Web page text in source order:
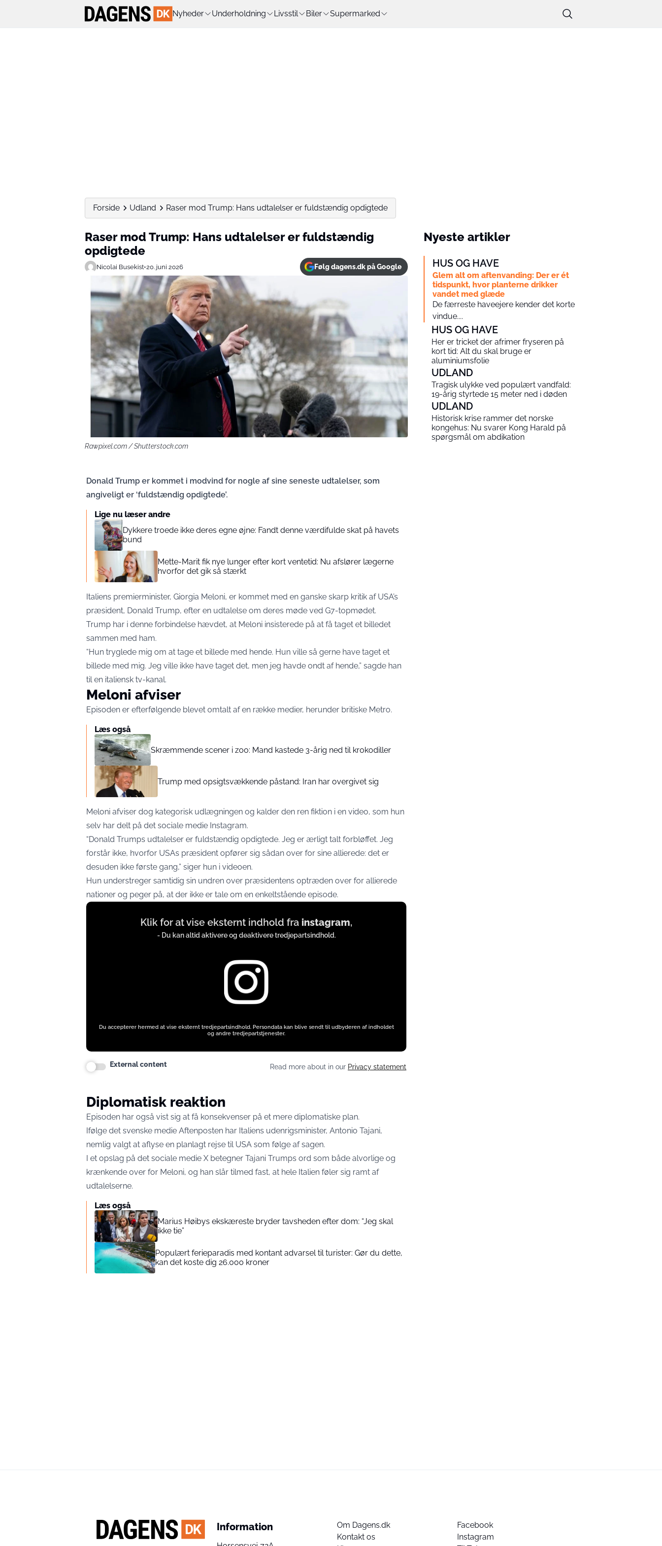
Nyheder Underholdning Livsstil Biler Supermarked
Forside Udland Raser mod Trump: Hans udtalelser er fuldstændig opdigtede
Raser mod Trump: Hans udtalelser er fuldstændig
opdigtede
Nicolai Busekist•20. juni 2026 Følg dagens.dk på Google
Rawpixel.com / Shutterstock.com
Donald Trump er kommet i modvind for nogle af sine seneste udtalelser, som
angiveligt er ‘fuldstændig opdigtede’.
Lige nu læser andre
Dykkere troede ikke deres egne øjne: Fandt denne værdifulde skat på havets
bund
Mette-Marit fik nye lunger efter kort ventetid: Nu afslører lægerne
hvorfor det gik så stærkt
Italiens premierminister, Giorgia Meloni, er kommet med en ganske skarp kritik af USA’s
præsident, Donald Trump, efter en udtalelse om deres møde ved G7-topmødet.
Trump har i denne forbindelse hævdet, at Meloni insisterede på at få taget et billedet
sammen med ham.
“Hun tryglede mig om at tage et billede med hende. Hun ville så gerne have taget et
billede med mig. Jeg ville ikke have taget det, men jeg havde ondt af hende,” sagde han
til en italiensk tv-kanal.
Meloni afviser
Episoden er efterfølgende blevet omtalt af en række medier, herunder britiske Metro.
Læs også
Skræmmende scener i zoo: Mand kastede 3-årig ned til krokodiller
Trump med opsigtsvækkende påstand: Iran har overgivet sig
Meloni afviser dog kategorisk udlægningen og kalder den ren fiktion i en video, som hun
selv har delt på det sociale medie Instagram.
“Donald Trumps udtalelser er fuldstændig opdigtede. Jeg er ærligt talt forbløffet. Jeg
forstår ikke, hvorfor USAs præsident opfører sig sådan over for sine allierede: det er
desuden ikke første gang,” siger hun i videoen.
Hun understreger samtidig sin undren over præsidentens optræden over for allierede
nationer og peger på, at der ikke er tale om en enkeltstående episode.
Display
Klik for at vise eksternt indhold fra instagram,
- Du kan altid aktivere og deaktivere tredjepartsindhold.
Du accepterer hermed at vise eksternt tredjepartsindhold. Persondata kan blive sendt til udbyderen af indholdet
og andre tredjepartstjenester.
External content Read more about in our Privacy statement
Diplomatisk reaktion
Episoden har også vist sig at få konsekvenser på et mere diplomatiske plan.
Ifølge det svenske medie Aftenposten har Italiens udenrigsminister, Antonio Tajani,
nemlig valgt at aflyse en planlagt rejse til USA som følge af sagen.
I et opslag på det sociale medie X betegner Tajani Trumps ord som både alvorlige og
krænkende over for Meloni, og han slår tilmed fast, at hele Italien føler sig ramt af
udtalelserne.
Læs også
Marius Høibys ekskæreste bryder tavsheden efter dom: “Jeg skal
ikke tie”
Populært ferieparadis med kontant advarsel til turister: Gør du dette,
kan det koste dig 26.000 kroner
Nyeste artikler
HUS OG HAVE
Glem alt om aftenvanding: Der er ét
tidspunkt, hvor planterne drikker
vandet med glæde
De færreste haveejere kender det korte
vindue....
HUS OG HAVE
Her er tricket der afrimer fryseren på
kort tid: Alt du skal bruge er
aluminiumsfolie
UDLAND
Tragisk ulykke ved populært vandfald:
19-årig styrtede 15 meter ned i døden
UDLAND
Historisk krise rammer det norske
kongehus: Nu svarer Kong Harald på
spørgsmål om abdikation
Information
Om Dagens.dk
Kontakt os
Facebook
Instagram